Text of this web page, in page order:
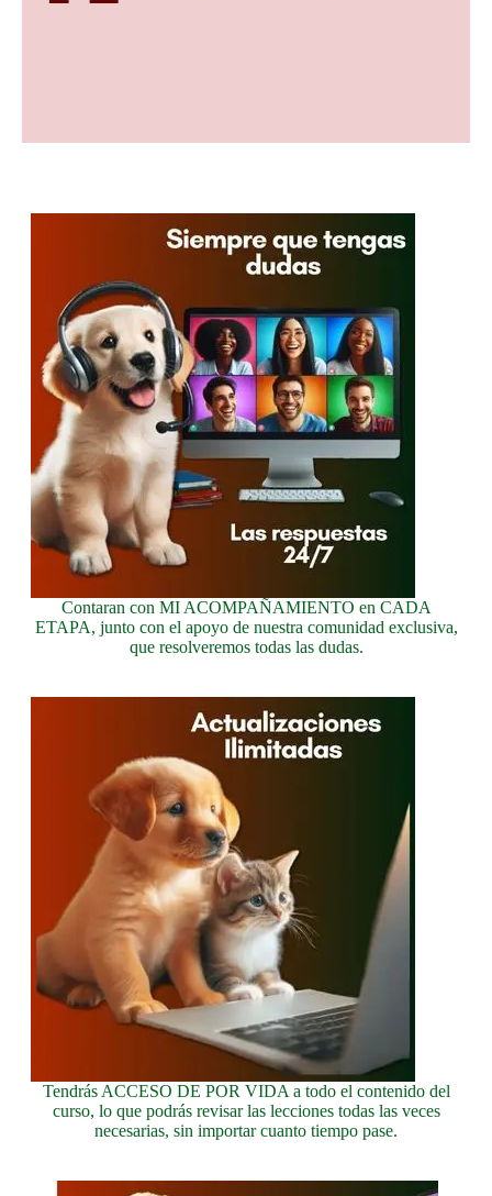
Contaran con MI ACOMPAÑAMIENTO en CADA
ETAPA, junto con el apoyo de nuestra comunidad exclusiva,
que resolveremos todas las dudas.
Tendrás ACCESO DE POR VIDA a todo el contenido del
curso, lo que podrás revisar las lecciones todas las veces
necesarias, sin importar cuanto tiempo pase.